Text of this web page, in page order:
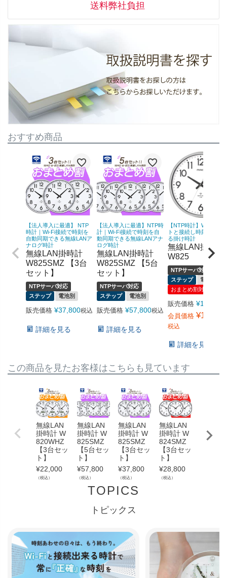
送料弊社負担
おすすめ商品
【法人導入に最適】 NTP
時計｜Wi-Fi接続で時刻を
自動同期できる無線LANア
ナログ時計
無線LAN掛時計
W825SMZ 【3台
セット】
NTPサーバ対応
ステップ
電池別
販売価格 ¥37,800税込
詳細を見る
【法人導入に最適】NTP時
計｜Wi-Fi接続で時刻を自
動同期できる無線LANアナ
ログ時計
無線LAN掛時計
W825SMZ 【5台
セット】
NTPサーバ対応
ステップ
電池別
販売価格 ¥57,800税込
詳細を見る
【NTP時計】Wi-Fiでネ
トと接続し時刻を同期
る掛け時計
無線LAN掛時計
W825
NTPサーバ対応
ステップ
電池別
おまとめ割対象
販売価格 ¥19,800
会員価格 ¥14,080
税込
詳細を見る
この商品を見たお客様はこちらも見ています
無線LAN
掛時計 W
820WHZ
【3台セッ
ト】
¥22,000
（税込）
無線LAN
掛時計 W
825SMZ
【5台セッ
ト】
¥57,800
（税込）
無線LAN
掛時計 W
825SMZ
【3台セッ
ト】
¥37,800
（税込）
無線LAN
掛時計 W
824SMZ
【3台セッ
ト】
¥28,800
（税込）
掛時計
823SMZ
TOPICS
トピックス